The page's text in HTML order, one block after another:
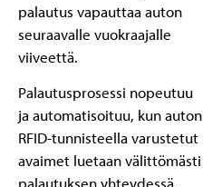
palautus vapauttaa auton
seuraavalle vuokraajalle
viiveettä.
Palautusprosessi nopeutuu
ja automatisoituu, kun auton
RFID-tunnisteella varustetut
avaimet luetaan välittömästi
palautuksen yhteydessä.